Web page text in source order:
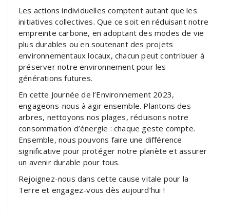
Les actions individuelles comptent autant que les
initiatives collectives. Que ce soit en réduisant notre
empreinte carbone, en adoptant des modes de vie
plus durables ou en soutenant des projets
environnementaux locaux, chacun peut contribuer à
préserver notre environnement pour les
générations futures.
En cette Journée de l’Environnement 2023,
engageons-nous à agir ensemble. Plantons des
arbres, nettoyons nos plages, réduisons notre
consommation d’énergie : chaque geste compte.
Ensemble, nous pouvons faire une différence
significative pour protéger notre planète et assurer
un avenir durable pour tous.
Rejoignez-nous dans cette cause vitale pour la
Terre et engagez-vous dès aujourd’hui !